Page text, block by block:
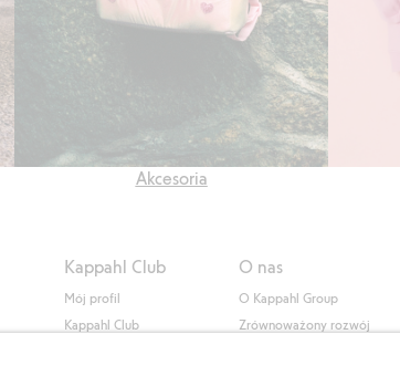
Akcesoria
Kappahl Club
Mój profil
Kappahl Club
O nas
O Kappahl Group
Zrównoważony rozwój